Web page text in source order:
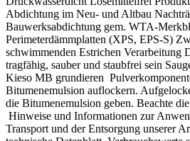
Abdichtung im Neu- und Altbau
Bauwerksabdichtung gem. WTA-
Perimeterdämmplatten (XPS, EPS-S)
schwimmenden Estrichen Verarbeitung
tragfähig, sauber und staubfrei sein
Kieso MB grundieren
Bitumenemulsion auflockern.
die Bitumenemulsion geben. Beachte
Hinweise und Informationen zur
Transport und der Entsorgung unserer